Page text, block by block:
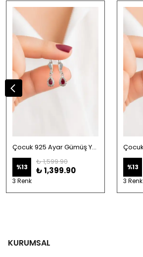
Çocuk 925 Ayar Gümüş Yakut Taşlı Damla Model Mengeç Küpesi Batmaz Güvenli Kilit
%13
₺ 1,599.90
₺ 1,399.90
3 Renk
%13
3 Renk
KURUMSAL